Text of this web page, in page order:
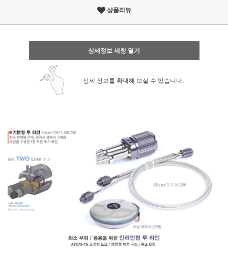
상품리뷰
상세정보 새창 열기
상세 정보를 확대해 보실 수 있습니다.